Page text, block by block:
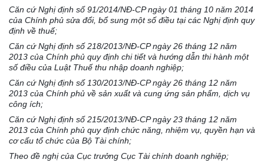
Căn cứ Nghị định số 91/2014/NĐ-CP ngày 01 tháng 10 năm 2014
của Chính phủ sửa đổi, bổ sung một số điều tại các Nghị định quy
định về thuế;
Căn cứ Nghị định số 218/2013/NĐ-CP ngày 26 tháng 12 năm
2013 của Chính phủ quy định chi tiết và hướng dẫn thi hành một
số điều của Luật Thuế thu nhập doanh nghiệp;
Căn cứ Nghị định số 130/2013/NĐ-CP ngày 26 tháng 12 năm
2013 của Chính phủ về sản xuất và cung ứng sản phẩm, dịch vụ
công ích;
Căn cứ Nghị định số 215/2013/NĐ-CP ngày 23 tháng 12 năm
2013 của Chính phủ quy định chức năng, nhiệm vụ, quyền hạn và
cơ cấu tổ chức của Bộ Tài chính;
Theo đề nghị của Cục trưởng Cục Tài chính doanh nghiệp;